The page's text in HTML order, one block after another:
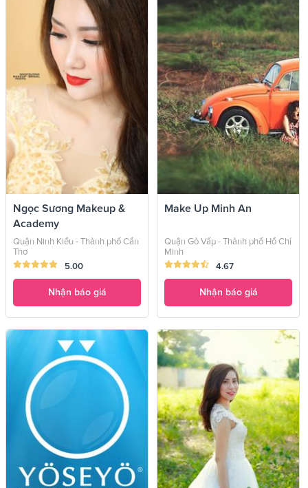
Ngọc Sương Makeup &
Academy
Quận Ninh Kiều - Thành phố Cần
Thơ
5.00
Nhận báo giá
Make Up Minh An
Quận Gò Vấp - Thành phố Hồ Chí
Minh
4.67
Nhận báo giá